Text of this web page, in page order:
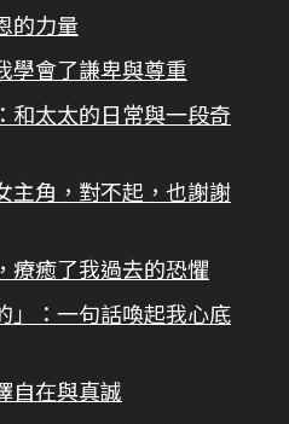
的力量
學會了謙卑與尊重
和太太的日常與一段奇
主角，對不起，也謝謝
療癒了我過去的恐懼
」：一句話喚起我心底
自在與真誠